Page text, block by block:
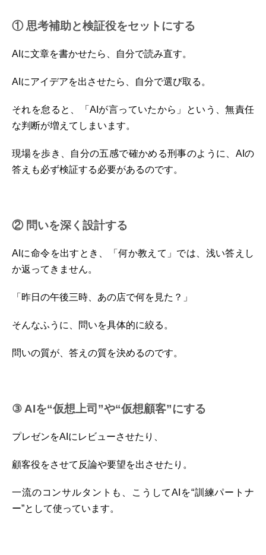
① 思考補助と検証役をセットにする
AIに文章を書かせたら、自分で読み直す。
AIにアイデアを出させたら、自分で選び取る。
それを怠ると、「AIが言っていたから」という、無責任
な判断が増えてしまいます。
現場を歩き、自分の五感で確かめる刑事のように、AIの
答えも必ず検証する必要があるのです。
② 問いを深く設計する
AIに命令を出すとき、「何か教えて」では、浅い答えし
か返ってきません。
「昨日の午後三時、あの店で何を見た？」
そんなふうに、問いを具体的に絞る。
問いの質が、答えの質を決めるのです。
③ AIを“仮想上司”や“仮想顧客”にする
プレゼンをAIにレビューさせたり、
顧客役をさせて反論や要望を出させたり。
一流のコンサルタントも、こうしてAIを“訓練パートナ
ー”として使っています。